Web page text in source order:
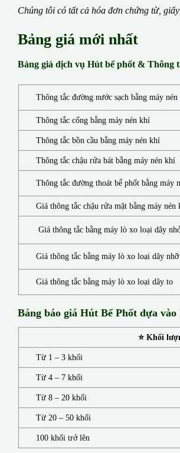
Chúng tôi có tất cả hóa đơn chứng từ, giấ
Bảng giá mới nhất
Bảng giá dịch vụ Hút bể phốt & Thông
Thông tắc đường nước sạch bằng máy
Thông tắc cống bằng máy nén khí
Thông tắc bồn cầu bằng máy nén khí
Thông tắc chậu rửa bát bằng máy nén khí
Thông tắc đường thoát bể phốt bằng máy
Giá thông tắc chậu rửa mặt bằng máy nén
Giá thông tắc bằng máy lò xo loại dây
Giá thông tắc bằng máy lò xo loại dây nhỡ
Giá thông tắc bằng máy lò xo loại dây to
Bảng báo giá Hút Bể Phốt dựa
⭐ Khối
Từ 1 – 3 khối
Từ 4 – 7 khối
Từ 8 – 20 khối
Từ 20 – 50 khối
100 khối trở lên